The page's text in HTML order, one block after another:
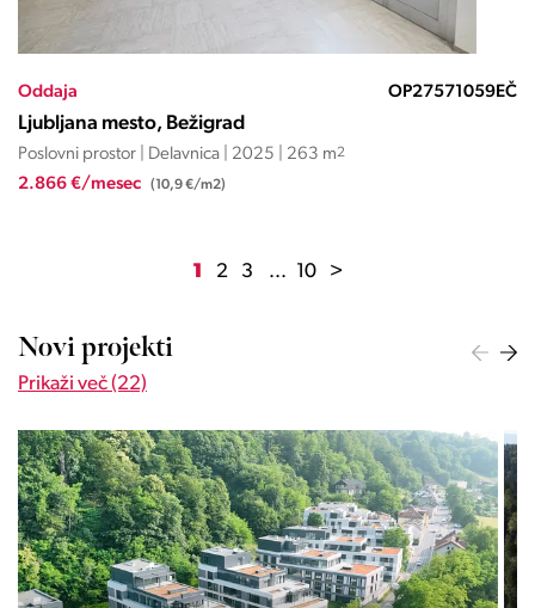
Oddaja OP27571059EČ
Ljubljana mesto, Bežigrad
Poslovni prostor | Delavnica | 2025 | 263 m2
2.866 €/mesec (10,9 €/m2)
1 2 3 ... 10 >
Novi projekti
Prikaži več (22)